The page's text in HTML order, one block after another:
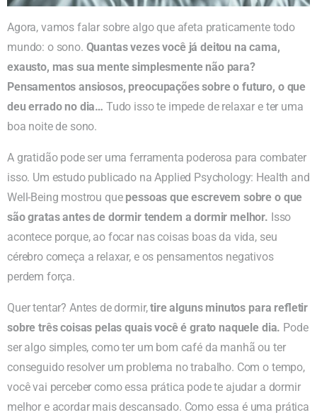
Agora, vamos falar sobre algo que afeta praticamente todo
mundo: o sono. Quantas vezes você já deitou na cama,
exausto, mas sua mente simplesmente não para?
Pensamentos ansiosos, preocupações sobre o futuro, o que
deu errado no dia… Tudo isso te impede de relaxar e ter uma
boa noite de sono.
A gratidão pode ser uma ferramenta poderosa para combater
isso. Um estudo publicado na Applied Psychology: Health and
Well-Being mostrou que pessoas que escrevem sobre o que
são gratas antes de dormir tendem a dormir melhor. Isso
acontece porque, ao focar nas coisas boas da vida, seu
cérebro começa a relaxar, e os pensamentos negativos
perdem força.
Quer tentar? Antes de dormir,tire alguns minutos para refletir
sobre três coisas pelas quais você é grato naquele dia. Pode
ser algo simples, como ter um bom café da manhã ou ter
conseguido resolver um problema no trabalho. Com o tempo,
você vai perceber como essa prática pode te ajudar a dormir
melhor e acordar mais descansado. Como essa é uma prática